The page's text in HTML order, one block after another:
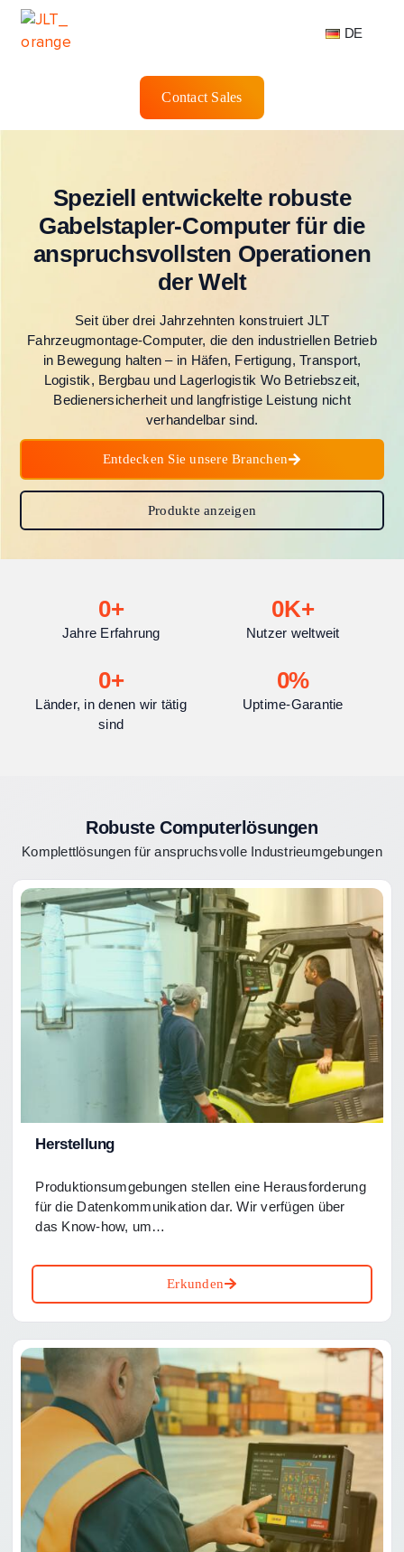
DE
Contact Sales
Speziell entwickelte robuste
Gabelstapler-Computer für die
anspruchsvollsten Operationen
der Welt
Seit über drei Jahrzehnten konstruiert JLT
Fahrzeugmontage-Computer, die den industriellen Betrieb
in Bewegung halten – in Häfen, Fertigung, Transport,
Logistik, Bergbau und Lagerlogistik Wo Betriebszeit,
Bedienersicherheit und langfristige Leistung nicht
verhandelbar sind.
Entdecken Sie unsere Branchen
Produkte anzeigen
Jahre Erfahrung
0+
Nutzer weltweit
0K+
Länder, in denen wir tätig
sind
0+
Uptime-Garantie
0%
Robuste Computerlösungen
Komplettlösungen für anspruchsvolle Industrieumgebungen
Herstellung
Produktionsumgebungen stellen eine Herausforderung
für die Datenkommunikation dar. Wir verfügen über
das Know-how, um…
Erkunden